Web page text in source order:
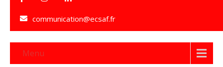
communication@ecsaf.fr
Menu